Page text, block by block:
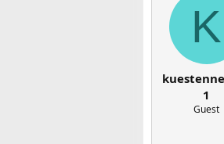
r
K
1
Guest